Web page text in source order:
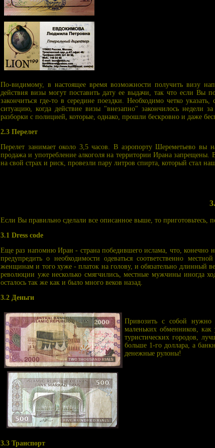
По-видимому, в настоящее время возможности получить визу
действия визы могут поставить дату ее выдачи, так что если Вы
закончиться где-то в середине поездки. Необходимо четко
ситуацию, когда действие визы "внезапно" закончилось недели
разборки с полицией, которые, однако, прошли бескровно и даже
2.3 Перелет
Перелет занимает около 3,5 часов. В аэропорту Шереметьево вы
продажа и употребление алкоголя на территории Ирана
на свой страх и риск, провезли пару литров спирта, который стал
Если Вы правильно сделали все описанное выше, то приготовьтесь,
3.1 Dress code
Еще раз напомню Иран - страна победившего ислама, что, конечно
предупредить о необходимости одеваться соответственно
женщинам и того хуже - платок на голову, и обязательно длинный
революции уже несколько смягчились, местные мужчины иногда
осталось так же как и было много веков назад.
3.2 Деньги
Привозить с собой нужно
маленьких обменников, как
туристических городов,
больше 1-го доллара, а
денежные рулоны!
3.3 Транспорт